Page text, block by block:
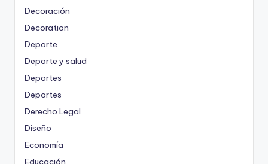
Decoración
Decoration
Deporte
Deporte y salud
Deportes
Deportes
Derecho Legal
Diseño
Economía
Educación